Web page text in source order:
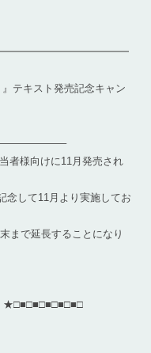
テキスト発売記念キャン
者様向けに11月発売され
念して11月より実施してお
まで延長することになり
★□■□■□■□■□■□